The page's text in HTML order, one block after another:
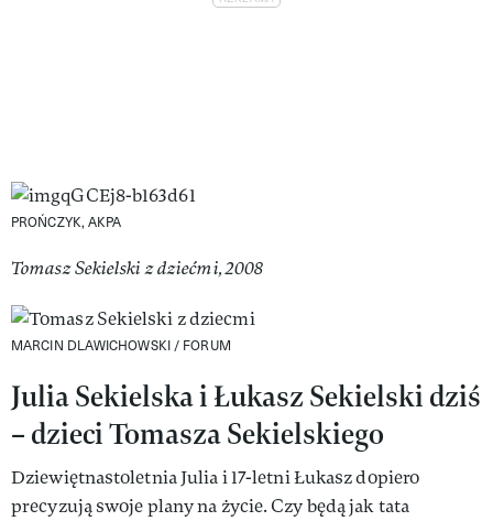
PROŃCZYK, AKPA
Tomasz Sekielski z dziećmi, 2008
MARCIN DLAWICHOWSKI / FORUM
Julia Sekielska i Łukasz Sekielski dziś
– dzieci Tomasza Sekielskiego
Dziewiętnastoletnia Julia i 17-letni Łukasz dopiero
precyzują swoje plany na życie. Czy będą jak tata